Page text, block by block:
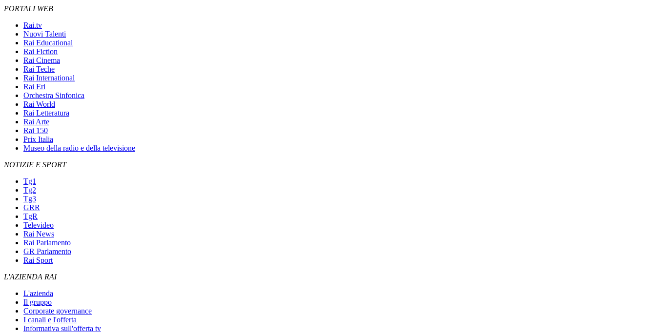
PORTALI WEB
Rai.tv
Nuovi Talenti
Rai Educational
Rai Fiction
Rai Cinema
Rai Teche
Rai International
Rai Eri
Orchestra Sinfonica
Rai World
Rai Letteratura
Rai Arte
Rai 150
Prix Italia
Museo della radio e della televisione
NOTIZIE E SPORT
Tg1
Tg2
Tg3
GRR
TgR
Televideo
Rai News
Rai Parlamento
GR Parlamento
Rai Sport
L'AZIENDA RAI
L'azienda
Il gruppo
Corporate governance
I canali e l'offerta
Informativa sull'offerta tv